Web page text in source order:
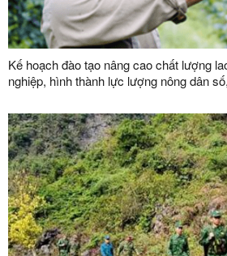
Kế hoạch đào tạo nâng cao chất lượng
nghiệp, hình thành lực lượng nông dân
năm 2026